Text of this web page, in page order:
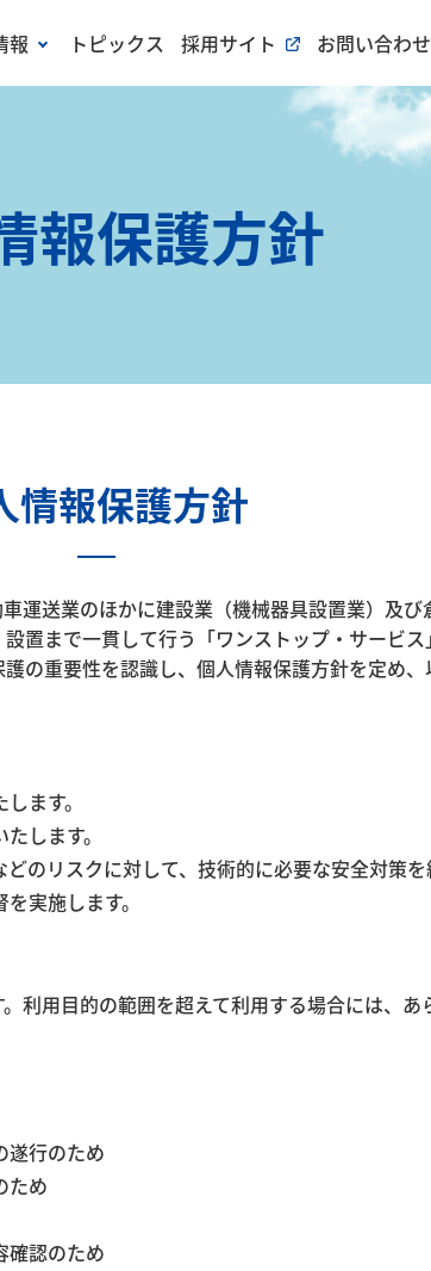
報 トピックス 採用サイト お問い合わせ
報保護方針
情報保護方針
運送業のほかに建設業（機械器具設置業）及
置まで一貫して行う「ワンストップ・サービ
の重要性を認識し、個人情報保護方針を定め
ます。
します。
のリスクに対して、技術的に必要な安全対策
実施します。
利用目的の範囲を超えて利用する場合には、
遂行のため
ため
確認のため